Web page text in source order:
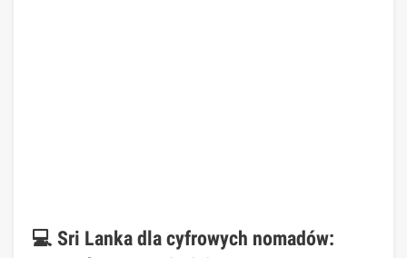
💻 Sri Lanka dla cyfrowych nomadów: